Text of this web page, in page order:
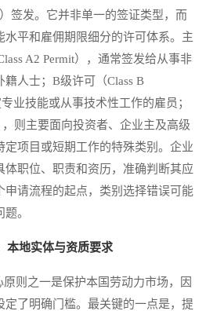
签发。它并非单一的签证类型，而
水平和雇佣期限细分的许可体系。主
A2 Permit），通常签发给从事非
人士；B级许可（Class B
业技能或从事技术性工作的雇员；
，则主要面向投资者、企业主及高级
定项目或短期工作的特殊类别。企业
职位、职责和资历，准确判断其应
申请流程的起点，类别选择错误可能
。
本地实体与资质要求
则之一是保护本国劳动力市场，因
定了明确门槛。最关键的一点是，提